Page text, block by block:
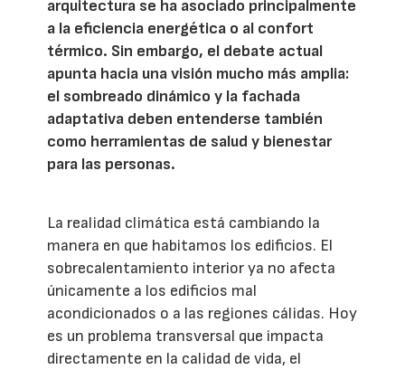
arquitectura se ha asociado principalmente
a la eficiencia energética o al confort
térmico. Sin embargo, el debate actual
apunta hacia una visión mucho más amplia:
el sombreado dinámico y la fachada
adaptativa deben entenderse también
como herramientas de salud y bienestar
para las personas.
La realidad climática está cambiando la
manera en que habitamos los edificios. El
sobrecalentamiento interior ya no afecta
únicamente a los edificios mal
acondicionados o a las regiones cálidas. Hoy
es un problema transversal que impacta
directamente en la calidad de vida, el